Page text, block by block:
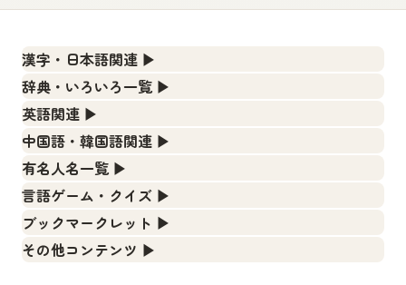
漢字・日本語関連 ▶
漢字の読み方検索、手書き入力、書き順練習など、日本語学
習に役立つツールを集めています。
人名漢字辞典 - 読み方検索
手書き漢字入力
漢字の書き方・書き順 書き取り練習帳
ひらがなの書き方・書き順
カタカナの書き方・書き順
辞典・いろいろ一覧 ▶
部首・画数別の漢字一覧、熟語辞典、地名・駅名検索など、
各種リファレンスツールです。
部首画数別漢字一覧
常用漢字一覧
人名用漢字一覧
画数別なまえ漢字一覧
英語関連 ▶
カタカナ語・略語の意味検索、発音記号、リスニング練習な
ど英語学習ツールです。
カタカナ語の意味・発音・類語辞典
英語の発音記号一覧
英単語リスニングテスト
中国語・韓国語関連 ▶
中国語のピンイン変換、韓国語の手書き入力など、アジア言
語学習ツールです。
手書き中国語入力 変換ツール
ピンイン一覧表
有名人名一覧 ▶
海外セレブやスポーツ選手の名前の読み方・発音を確認でき
海外有名人の苗字・名前一覧と発音 🔊
言語ゲーム・クイズ ▶
四字熟語パズルや漢字クイズなど、楽しみながら学べるゲー
ブックマークレット ▶
ブラウザに登録して、どのサイトからでも漢字や英語を検索
その他コンテンツ ▶